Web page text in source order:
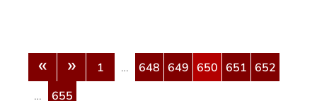
« » 1 … 648 649 650 651
652
…
655